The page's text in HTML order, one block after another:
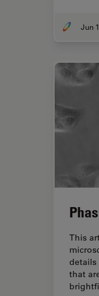
This
details
that